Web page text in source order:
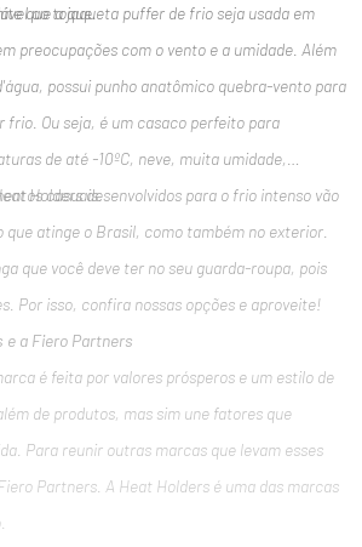
textura macia e é agradável ao toque.
que a jaqueta puffer de frio seja usada em
vento para
Ou seja, é um casaco perfeito para
de até -10ºC, neve, muita umidade,
passeios outdoor e momentos casuais.
Holders desenvolvidos para o frio intenso vão
também no exterior.
deve ter no seu guarda-roupa, pois
Por isso, confira nossas opções e aproveite!
e a Fiero Partners
é feita por valores prósperos e um estilo de
Para reunir outras marcas que levam esses
Partners. A Heat Holders é uma das marcas